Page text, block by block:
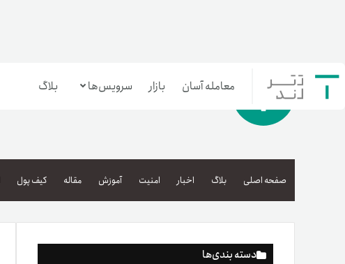
معامله آسان بازار سرویس‌ها
بازار تترلند
سرمایه‌گذاری آسان
بلاگ
صفحه اصلی بلاگ اخبار امنیت آموزش مقاله کیف پول
دسته بندی‌ها